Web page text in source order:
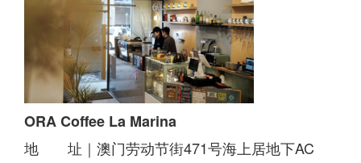
ORA Coffee La Marina
地 址｜澳门劳动节街471号海上居地下AC